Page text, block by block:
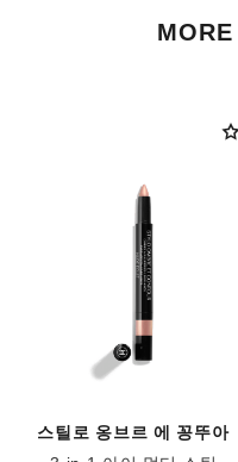
스틸로 옹브르 에 꽁뚜아